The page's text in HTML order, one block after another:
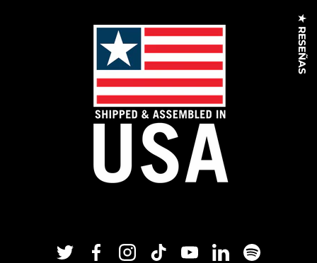
TwitterFacebookInstagram
TikTokYouTubeLinkedinSpotify
★ RESEÑAS